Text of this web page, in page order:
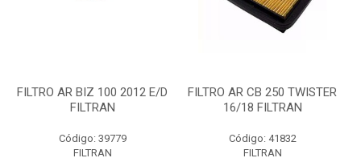
FILTRO AR BIZ 100 2012 E/D
FILTRAN
Código: 39779
FILTRAN
FILTRO AR CB 250 TWISTER
16/18 FILTRAN
Código: 41832
FILTRAN